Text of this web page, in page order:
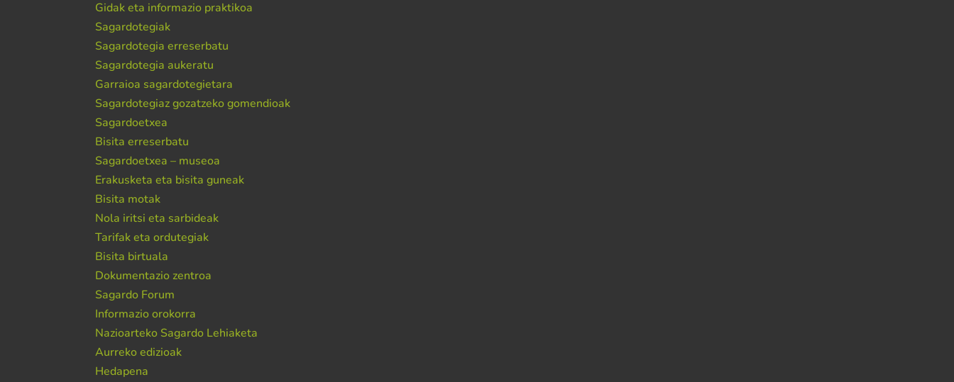
Gidak eta informazio praktikoa
Sagardotegiak
Sagardotegia erreserbatu
Sagardotegia aukeratu
Garraioa sagardotegietara
Sagardotegiaz gozatzeko gomendioak
Sagardoetxea
Bisita erreserbatu
Sagardoetxea – museoa
Erakusketa eta bisita guneak
Bisita motak
Nola iritsi eta sarbideak
Tarifak eta ordutegiak
Bisita birtuala
Dokumentazio zentroa
Sagardo Forum
Informazio orokorra
Nazioarteko Sagardo Lehiaketa
Aurreko edizioak
Hedapena